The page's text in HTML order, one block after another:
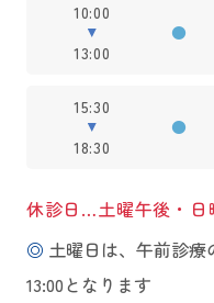
10:00
13:00
●
15:30
18:30
●
休診日…土曜午後・日
◎ 土曜日は、午前診療
13:00となります